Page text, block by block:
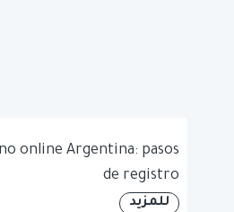
online Argentina: pasos
de registro
للمزيد